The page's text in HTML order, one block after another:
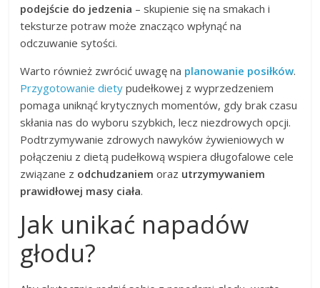
podejście do jedzenia – skupienie się na smakach i
teksturze potraw może znacząco wpłynąć na
odczuwanie sytości.
Warto również zwrócić uwagę na planowanie posiłków.
Przygotowanie diety pudełkowej z wyprzedzeniem
pomaga uniknąć krytycznych momentów, gdy brak czasu
skłania nas do wyboru szybkich, lecz niezdrowych opcji.
Podtrzymywanie zdrowych nawyków żywieniowych w
połączeniu z dietą pudełkową wspiera długofalowe cele
związane z odchudzaniem oraz utrzymywaniem
prawidłowej masy ciała.
Jak unikać napadów
głodu?